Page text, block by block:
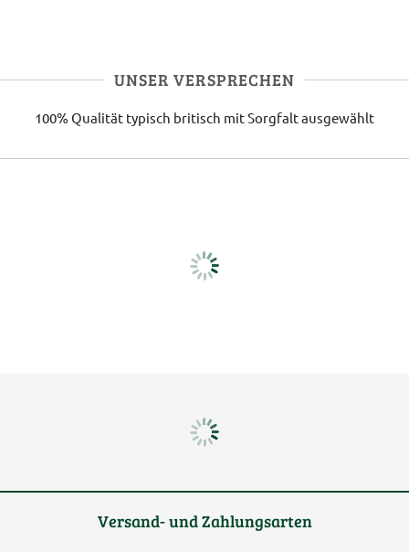
UNSER VERSPRECHEN
100% Qualität typisch britisch mit Sorgfalt ausgewählt
Versand- und Zahlungsarten